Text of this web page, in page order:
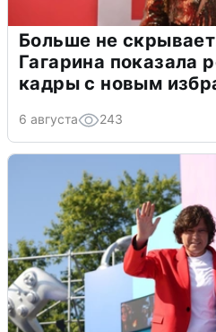
Больше не
Гагарина показала
кадры с новым
6 августа 243